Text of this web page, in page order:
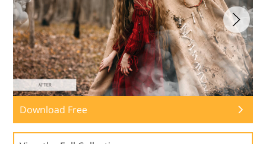
Download Free